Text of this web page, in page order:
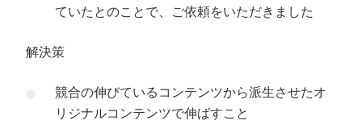
ていたとのことで、ご依頼をいただきました
解決策
競合の伸びているコンテンツから派生させたオ
リジナルコンテンツで伸ばすこと